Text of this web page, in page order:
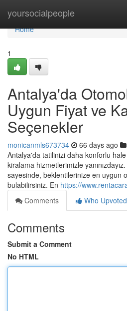
yoursocialpeople
Home
Home
1
Antalya'da
Uygun Fiyat ve
Seçenekler
monicanmls673734 66 days ago
Antalya'da tatilinizi daha konforlu
kiralama hizmetlerimizle
sayesinde, beklentilerinize en uygun
bulabilirsiniz. En https://
Comments
Who Upvoted
Comments
Submit a Comment
No HTML